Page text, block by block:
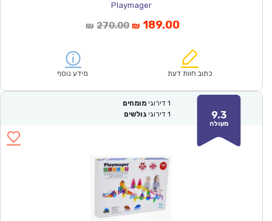
Playmager
₪ 270.00המחיר
₪270.00.
₪ 189.00המחיר
הוא:
כתוב חוות דעת מידע נוסף
9.3
מעולה
1 דירוגי מומחים
1 דירוגי גולשים